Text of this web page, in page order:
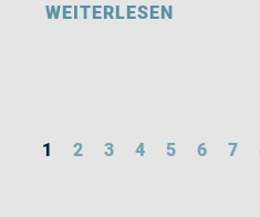
WEITERLESEN
1 2 3 4 5 6 7